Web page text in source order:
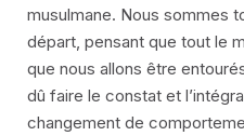
musulmane. Nous sommes
départ, pensant que tout le
que nous allons être
dû faire le constat et
changement de